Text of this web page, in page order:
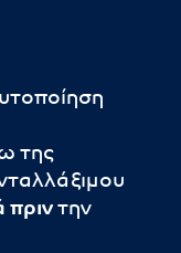
της
πριν την